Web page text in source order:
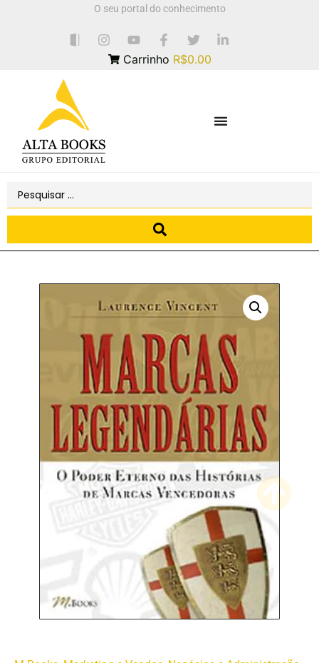
O seu portal do conhecimento
Carrinho R$0.00